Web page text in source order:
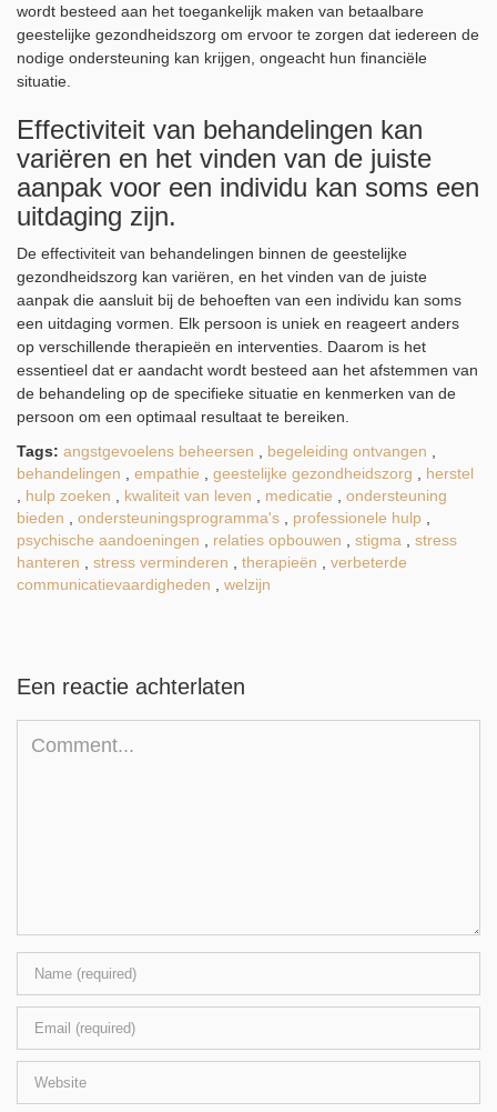
wordt besteed aan het toegankelijk maken van betaalbare
geestelijke gezondheidszorg om ervoor te zorgen dat iedereen de
nodige ondersteuning kan krijgen, ongeacht hun financiële
situatie.
Effectiviteit van behandelingen kan
variëren en het vinden van de juiste
aanpak voor een individu kan soms een
uitdaging zijn.
De effectiviteit van behandelingen binnen de geestelijke
gezondheidszorg kan variëren, en het vinden van de juiste
aanpak die aansluit bij de behoeften van een individu kan soms
een uitdaging vormen. Elk persoon is uniek en reageert anders
op verschillende therapieën en interventies. Daarom is het
essentieel dat er aandacht wordt besteed aan het afstemmen van
de behandeling op de specifieke situatie en kenmerken van de
persoon om een optimaal resultaat te bereiken.
Tags: angstgevoelens beheersen begeleiding ontvangen
behandelingen
empathie geestelijke gezondheidszorg
herstel
hulp zoeken kwaliteit van leven medicatie
ondersteuning
bieden
ondersteuningsprogramma's professionele hulp
psychische aandoeningen
relaties opbouwen stigma
stress
hanteren
stress verminderen therapieën
verbeterde
communicatievaardigheden
welzijn
Een reactie achterlaten